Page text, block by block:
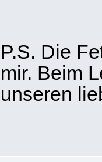
P.S. Die
mir. Beim
unseren